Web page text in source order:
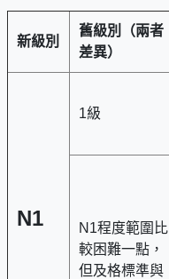
新級別
舊級別（兩者
差異）
N1
1級
N1程度範圍比
較困難一點，
但及格標準與